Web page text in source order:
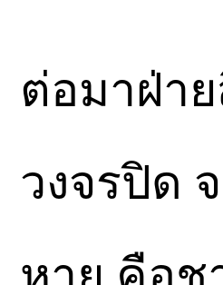
ต่อมาฝ่า
วงจรปิด